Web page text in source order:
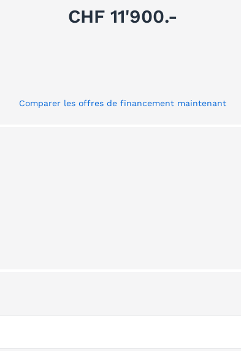
CHF 11'900.-
Comparer les offres de financement maintenant